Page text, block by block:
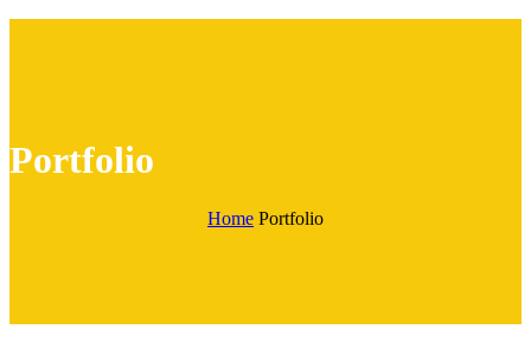
Portfolio
Home Portfolio